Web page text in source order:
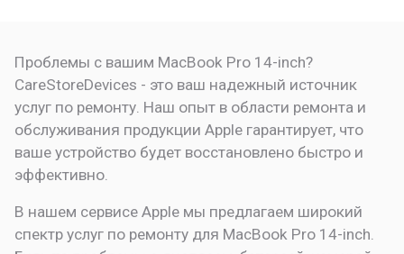
Проблемы с вашим MacBook Pro 14-inch?
CareStoreDevices - это ваш надежный источник
услуг по ремонту. Наш опыт в области ремонта и
обслуживания продукции Apple гарантирует, что
ваше устройство будет восстановлено быстро и
эффективно.
В нашем сервисе Apple мы предлагаем широкий
спектр услуг по ремонту для MacBook Pro 14-inch.